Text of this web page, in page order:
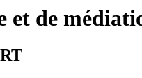
et de